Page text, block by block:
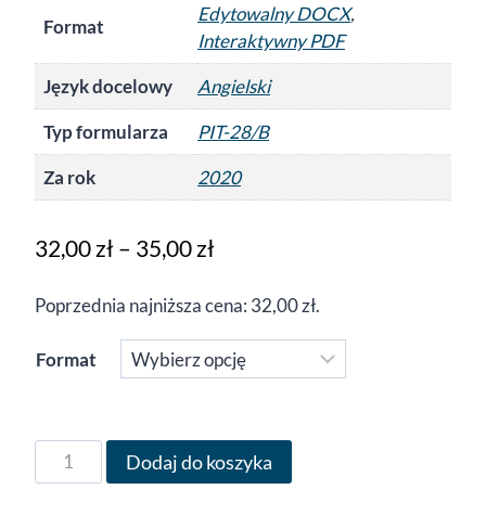
Format
Edytowalny DOCX,
Interaktywny PDF
Język docelowy
Angielski
Typ formularza
PIT-28/B
Za rok
2020
32,00zł– 35,00złZakres
od
32,00 zł
Poprzednia najniższa cena: 32,00zł.
Format
ilość
Formularz
Dodaj do koszyka